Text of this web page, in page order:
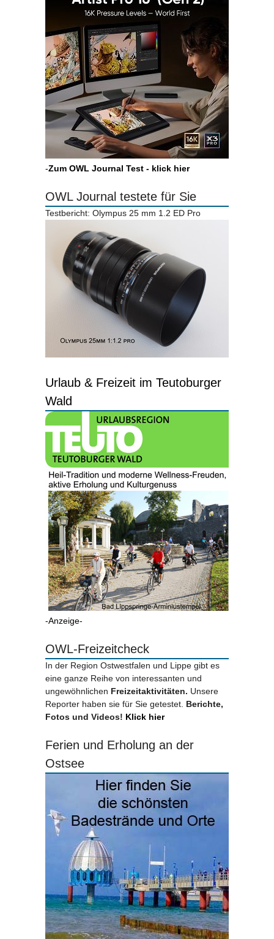
-Zum OWL Journal Test - klick hier
OWL Journal testete für Sie
Testbericht: Olympus 25 mm 1.2 ED Pro
Urlaub & Freizeit im Teutoburger
Wald
-Anzeige-
OWL-Freizeitcheck
In der Region Ostwestfalen und Lippe gibt es
eine ganze Reihe von interessanten und
ungewöhnlichen Freizeitaktivitäten. Unsere
Reporter haben sie für Sie getestet. Berichte,
Fotos und Videos! Klick hier
Ferien und Erholung an der
Ostsee